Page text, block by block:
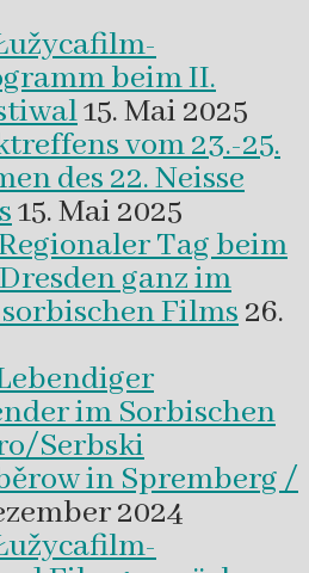
beim II.
15. Mai 2025
vom 23.-25.
des 22. Neisse
15. Mai 2025
Tag beim
ganz im
Films26.
im Sorbischen
Serbski
in Spremberg /
2024